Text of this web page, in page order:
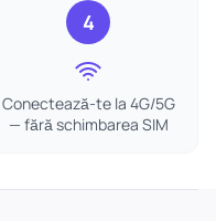
4
Conectează-te la 4G/5G
— fără schimbarea SIM